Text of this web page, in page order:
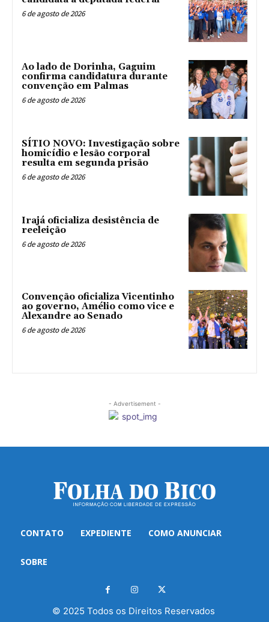
6 de agosto de 2026
Ao lado de Dorinha, Gaguim
confirma candidatura durante
convenção em Palmas
6 de agosto de 2026
SÍTIO NOVO: Investigação sobre
homicídio e lesão corporal
resulta em segunda prisão
6 de agosto de 2026
Irajá oficializa desistência de
reeleição
6 de agosto de 2026
Convenção oficializa Vicentinho
ao governo, Amélio como vice e
Alexandre ao Senado
6 de agosto de 2026
- Advertisement -
CONTATO EXPEDIENTE COMO ANUNCIAR
SOBRE
© 2025 Todos os Direitos Reservados